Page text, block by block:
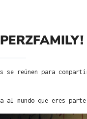
reúnen para
al mundo que eres